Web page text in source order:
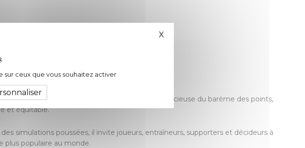
Bounedjar Zineddine pour le football de demain.
il propose dans cet ouvrage une réforme audacieuse du barème des points,
et équitable.
simulations poussées, il invite joueurs, entraîneurs, supporters et décideurs à
plus populaire au monde.
ceux que vous souhaitez activer
X